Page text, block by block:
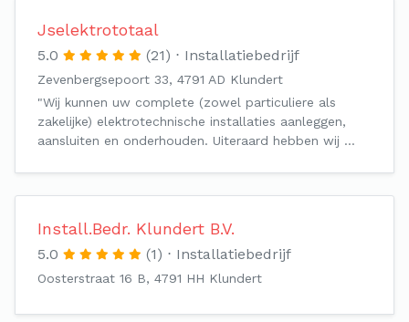
Jselektrototaal
5.0 (21) Installatiebedrijf
Zevenbergsepoort 33, 4791 AD Klundert
"Wij kunnen uw complete (zowel particuliere als
zakelijke) elektrotechnische installaties aanleggen,
aansluiten en onderhouden. Uiteraard hebben wij …
Install.Bedr. Klundert B.V.
5.0 (1) Installatiebedrijf
Oosterstraat 16 B, 4791 HH Klundert